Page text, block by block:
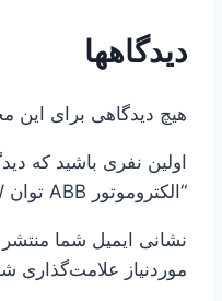
دیدگاهها
هیچ دیدگاهی برای
اولین نفری باشید که
“الکتروموتور ABB توان ۲٫۲KW دور ۳۰۰۰”
نشانی ایمیل شما
موردنیاز علامت‌گذاری